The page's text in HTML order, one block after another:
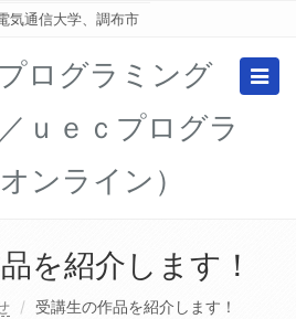
気通信大学、調布市
ログラミング
ｕｅｃプログラ
ンライン）
を紹介します！
受講生の作品を紹介します！